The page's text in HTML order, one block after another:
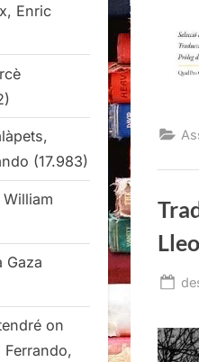
Enric
(17.983)
Gaza
on